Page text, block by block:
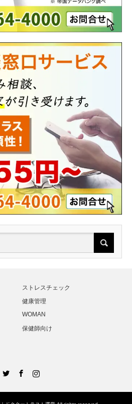
ストレスチェック
健康管理
WOMAN
保健師向け